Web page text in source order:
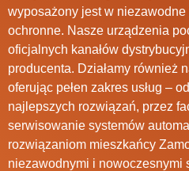
wyposażony jest w
ochronne. Nasze urządzenia
oficjalnych kanałów
producenta. Działamy również
oferując pełen zakres usług –
najlepszych rozwiązań, przez
serwisowanie systemów
rozwiązaniom mieszkańcy
niezawodnymi i nowoczesnymi